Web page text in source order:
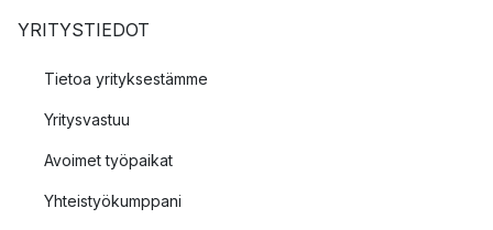
YRITYSTIEDOT
Tietoa yrityksestämme
Yritysvastuu
Avoimet työpaikat
Yhteistyökumppani